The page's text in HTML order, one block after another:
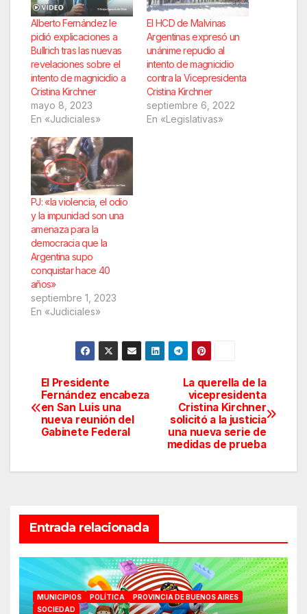
Alberto Fernández le
pidió explicaciones a
Bullrich tras las nuevas
revelaciones sobre el
intento de magnicidio a
Cristina Kirchner
mayo 8, 2023
En «Judiciales»
El HCD de Malvinas
Argentinas expresó un
unánime repudio al
intento de magnicidio
contra la Vicepresidenta
Cristina Kirchner
septiembre 6, 2022
En «Legislativas»
PJ: «la violencia, el odio
y la impunidad son una
amenaza para la
democracia que la
Argentina supo
conquistar hace 40
años»
septiembre 1, 2023
En «Judiciales»
Navegación
de
La querella de la
vicepresidenta
Cristina Kirchner
solicitó a la justicia
una nueva serie de
medidas de prueba
El Presidente
Fernández encabeza
en San Luis una
nueva reunión del
Gabinete Federal
Entrada relacionada
MUNICIPIOS POLÍTICA
PROVINCIA DE BUENOS AIRES
SOCIEDAD